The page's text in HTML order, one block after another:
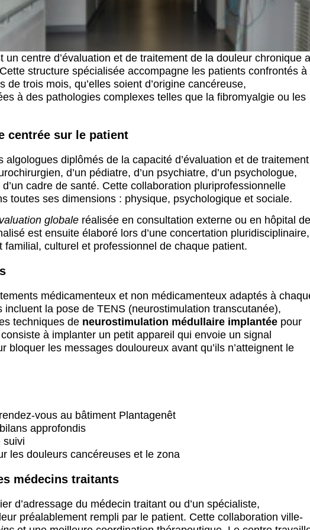
un centre d’évaluation et de traitement de la douleur chronique
structure spécialisée accompagne les patients confrontés à
trois mois, qu’elles soient d’origine cancéreuse,
à des pathologies complexes telles que la fibromyalgie ou les
centrée sur le patient
algologues diplômés de la capacité d’évaluation et de traitement
d’un pédiatre, d’un psychiatre, d’un psychologue,
cadre de santé. Cette collaboration pluriprofessionnelle
toutes ses dimensions : physique, psychologique et sociale.
globale réalisée en consultation externe ou en hôpital de
est ensuite élaboré lors d’une concertation pluridisciplinaire,
familial, culturel et professionnel de chaque patient.
médicamenteux et non médicamenteux adaptés à
la pose de TENS (neurostimulation transcutanée),
techniques de neurostimulation médullaire implantée pour
à implanter un petit appareil qui envoie un signal
bloquer les messages douloureux avant qu’ils n’atteignent le
vous au bâtiment Plantagenêt
approfondis
suivi
les douleurs cancéreuses et le zona
médecins traitants
d’adressage du médecin traitant ou d’un spécialiste,
préalablement rempli par le patient. Cette collaboration ville-